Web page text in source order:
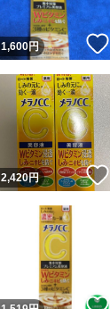
心発送
ね！
1,600円
ね！
2,420円
ね！